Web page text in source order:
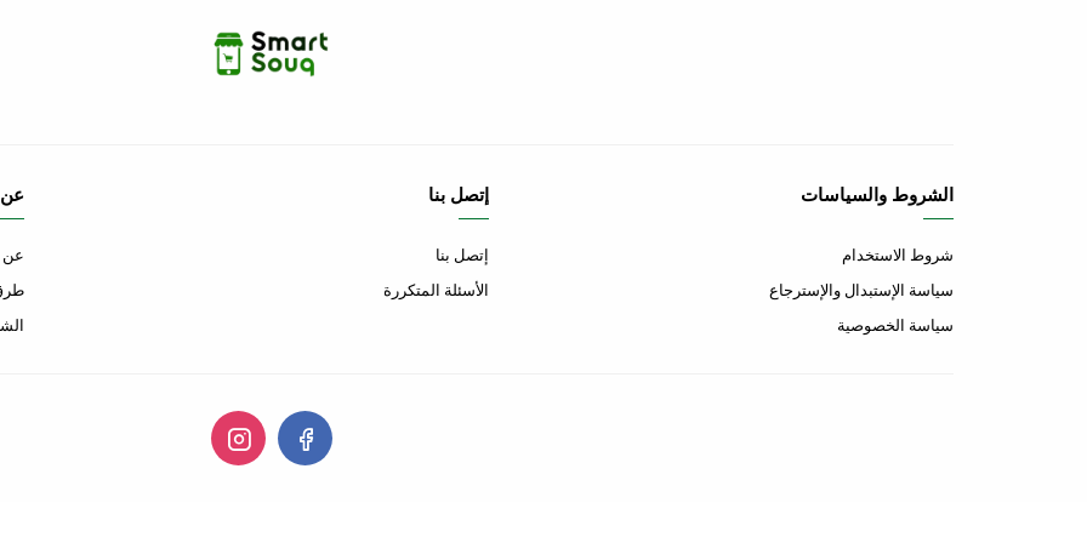
الشروط والسياسات
شروط الاستخدام
سياسة الإستبدال والإسترجاع
سياسة الخصوصية
إتصل بنا
إتصل بنا
الأسئلة المتكررة
عن
عن